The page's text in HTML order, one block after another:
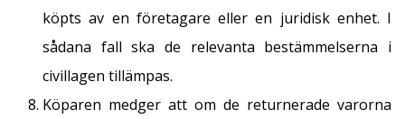
köpts av en företagare eller en juridisk enhet. I
sådana fall ska de relevanta bestämmelserna i
civillagen tillämpas.
Köparen medger att om de returnerade varorna